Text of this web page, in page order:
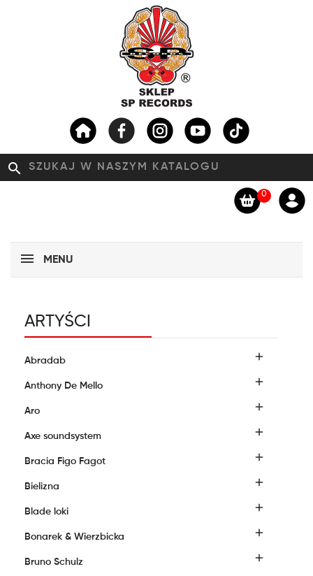
search
0
MENU
ARTYŚCI
Abradab 
Anthony De Mello 
Aro 
Axe soundsystem 
Bracia Figo Fagot 
Bielizna 
Blade loki 
Bonarek & Wierzbicka 
Bruno Schulz 